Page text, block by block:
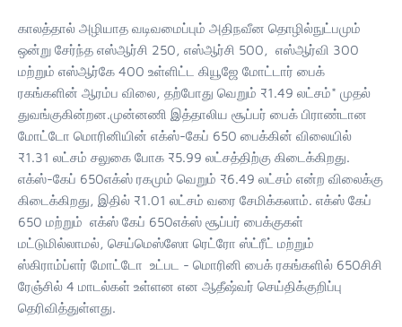
காலத்தால் அழியாத வடிவமைப்பும் அதிநவீன தொழில்நுட்பமும்
ஒன்று சேர்ந்த எஸ்ஆர்சி 250, எஸ்ஆர்சி 500, எஸ்ஆர்வி 300
மற்றும் எஸ்ஆர்கே 400 உள்ளிட்ட கியூஜே மோட்டார் பைக்
ரகங்களின் ஆரம்ப விலை, தற்போது வெறும் ₹1.49 லட்சம்* முதல்
துவங்குகின்றன.முன்னணி இத்தாலிய சூப்பர் பைக் பிராண்டான
மோட்டோ மொரினியின் எக்ஸ்-கேப் 650 பைக்கின் விலையில்
₹1.31 லட்சம் சலுகை போக ₹5.99 லட்சத்திற்கு கிடைக்கிறது.
எக்ஸ்-கேப் 650எக்ஸ் ரகமும் வெறும் ₹6.49 லட்சம் என்ற விலைக்கு
கிடைக்கிறது, இதில் ₹1.01 லட்சம் வரை சேமிக்கலாம். எக்ஸ் கேப்
650 மற்றும் எக்ஸ் கேப் 650எக்ஸ் சூப்பர் பைக்குகள்
மட்டுமில்லாமல், செய்மெஸ்ஸோ ரெட்ரோ ஸ்ட்ரீட் மற்றும்
ஸ்கிராம்ப்ளர் மோட்டோ உட்பட - மொரினி பைக் ரகங்களில் 650சிசி
ரேஞ்சில் 4 மாடல்கள் உள்ளன என ஆதீஷ்வர் செய்திக்குறிப்பு
தெரிவித்துள்ளது.